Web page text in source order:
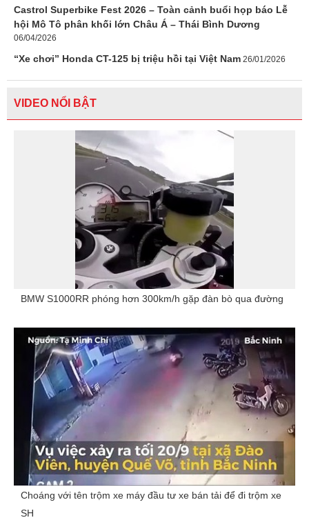
Castrol Superbike Fest 2026 – Toàn cảnh buổi họp báo Lễ
hội Mô Tô phân khối lớn Châu Á – Thái Bình Dương
06/04/2026
“Xe chơi” Honda CT-125 bị triệu hồi tại Việt Nam 26/01/2026
VIDEO NỔI BẬT
BMW S1000RR phóng hơn 300km/h gặp đàn bò qua đường
Choáng với tên trộm xe máy đầu tư xe bán tải để đi trộm xe
SH